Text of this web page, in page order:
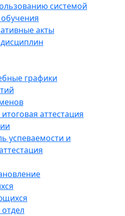
системой
акты
графики
аттестация
успеваемости и